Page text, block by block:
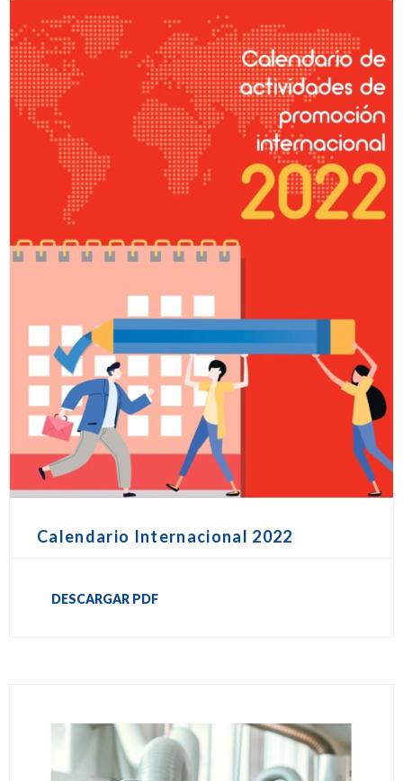
Calendario Internacional 2022
DESCARGAR PDF